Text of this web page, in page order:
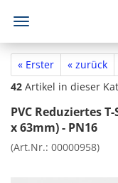
« Erster « zurück
42 Artikel in dieser
PVC Reduziertes
x 63mm) - PN16
(Art.Nr.: 00000958)